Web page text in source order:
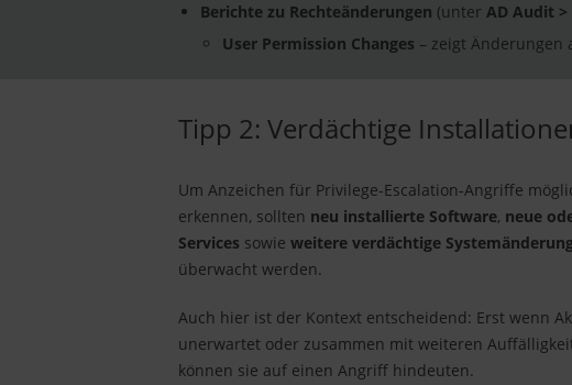
Berichte zu Rechteänderungen (unter AD Audit
User Permission Changes – zeigt Änderungen
Tipp 2: Verdächtige
Um Anzeichen für Privilege-Escalation-Angriffe
erkennen, sollten neu installierte Software, neue
Services sowie weitere verdächtige
überwacht werden.
Auch hier ist der Kontext entscheidend: Erst wenn
unerwartet oder zusammen mit weiteren
können sie auf einen Angriff hindeuten.